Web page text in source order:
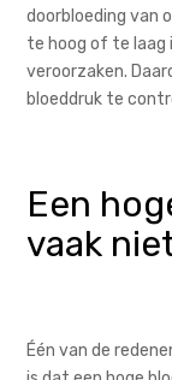
doorbloeding van
te hoog of te laag
veroorzaken.
bloeddruk te
Een
vaak
Één van de